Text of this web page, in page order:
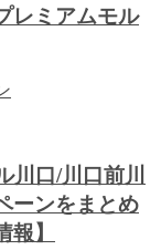
レミアムモル
川口/川口前川
ーンをまとめ
】